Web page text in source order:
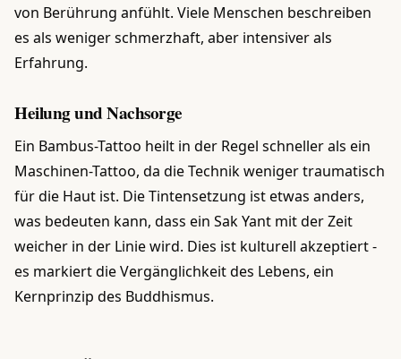
von Berührung anfühlt. Viele Menschen beschreiben
es als weniger schmerzhaft, aber intensiver als
Erfahrung.
Heilung und Nachsorge
Ein Bambus-Tattoo heilt in der Regel schneller als ein
Maschinen-Tattoo, da die Technik weniger traumatisch
für die Haut ist. Die Tintensetzung ist etwas anders,
was bedeuten kann, dass ein Sak Yant mit der Zeit
weicher in der Linie wird. Dies ist kulturell akzeptiert -
es markiert die Vergänglichkeit des Lebens, ein
Kernprinzip des Buddhismus.